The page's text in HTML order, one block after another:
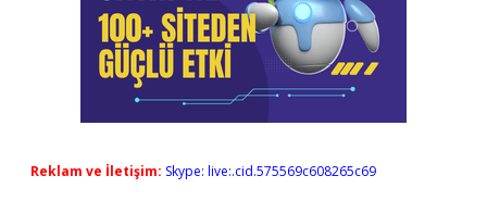
Reklam ve İletişim: Skype: live:.cid.575569c608265c69